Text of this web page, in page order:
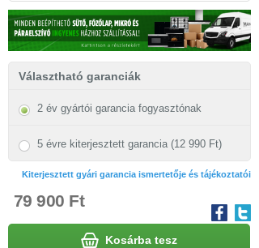
Választható garanciák
2 év gyártói garancia fogyasztónak
5 évre kiterjesztett garancia (12 990 Ft)
Kiterjesztett gyári garancia ismertetője és tájékoztatói
79 900 Ft
Kosárba tesz